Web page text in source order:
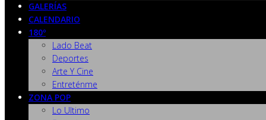
GALERÍAS
CALENDARIO
180º
Lado Beat
Deportes
Arte Y Cine
Entreténme
ZONA POP
Lo Ultimo